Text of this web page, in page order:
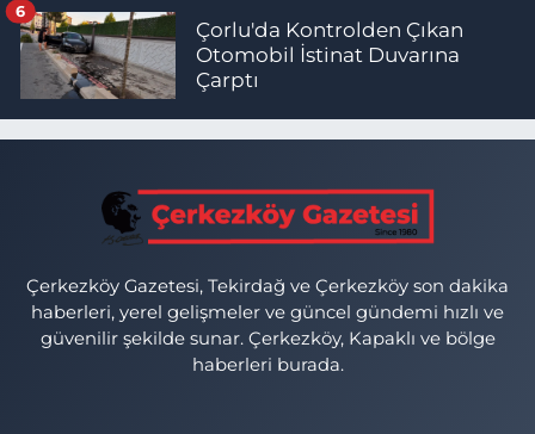
Çorlu'da Kontrolden Çıkan
Otomobil İstinat Duvarına
Çarptı
6
Çerkezköy Gazetesi, Tekirdağ ve Çerkezköy son dakika
haberleri, yerel gelişmeler ve güncel gündemi hızlı ve
güvenilir şekilde sunar. Çerkezköy, Kapaklı ve bölge
haberleri burada.